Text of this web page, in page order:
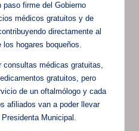
paso firme del Gobierno
médicos gratuitos y de
directamente al
hogares boqueños.
consultas médicas gratuitas,
gratuitos, pero
de un oftalmólogo y cada
afiliados van a poder llevar
Municipal.